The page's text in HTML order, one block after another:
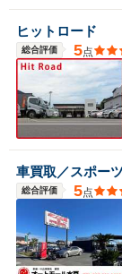
ヒットロード
総合評価 5点
車買取／スポー
総合評価 5点